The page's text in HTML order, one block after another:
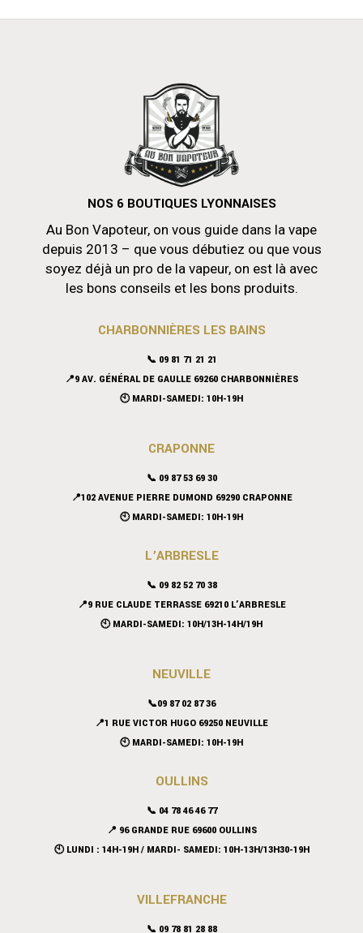
NOS 6 BOUTIQUES LYONNAISES
Au Bon Vapoteur, on vous guide dans la vape
depuis 2013 – que vous débutiez ou que vous
soyez déjà un pro de la vapeur, on est là avec
les bons conseils et les bons produits.
CHARBONNIÈRES LES BAINS
📞 09 81 71 21 21
📍9 AV. GÉNÉRAL DE GAULLE 69260 CHARBONNIÈRES
🕙 MARDI-SAMEDI: 10H-19H
CRAPONNE
📞 09 87 53 69 30
📍102 AVENUE PIERRE DUMOND 69290 CRAPONNE
🕙 MARDI-SAMEDI: 10H-19H
L’ARBRESLE
📞 09 82 52 70 38
📍9 RUE CLAUDE TERRASSE 69210 L’ARBRESLE
🕙 MARDI-SAMEDI: 10H/13H-14H/19H
NEUVILLE
📞09 87 02 87 36
📍1 RUE VICTOR HUGO 69250 NEUVILLE
🕙 MARDI-SAMEDI: 10H-19H
OULLINS
📞 04 78 46 46 77
📍 96 GRANDE RUE 69600 OULLINS
🕙 LUNDI : 14H-19H / MARDI- SAMEDI: 10H-13H/13H30-19H
VILLEFRANCHE
📞 09 78 81 28 88